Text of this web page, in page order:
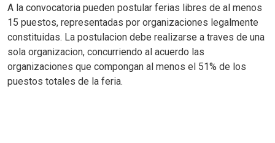
A la convocatoria pueden postular ferias libres de al menos
15 puestos, representadas por organizaciones legalmente
constituidas. La postulacion debe realizarse a traves de una
sola organizacion, concurriendo al acuerdo las
organizaciones que compongan al menos el 51% de los
puestos totales de la feria.